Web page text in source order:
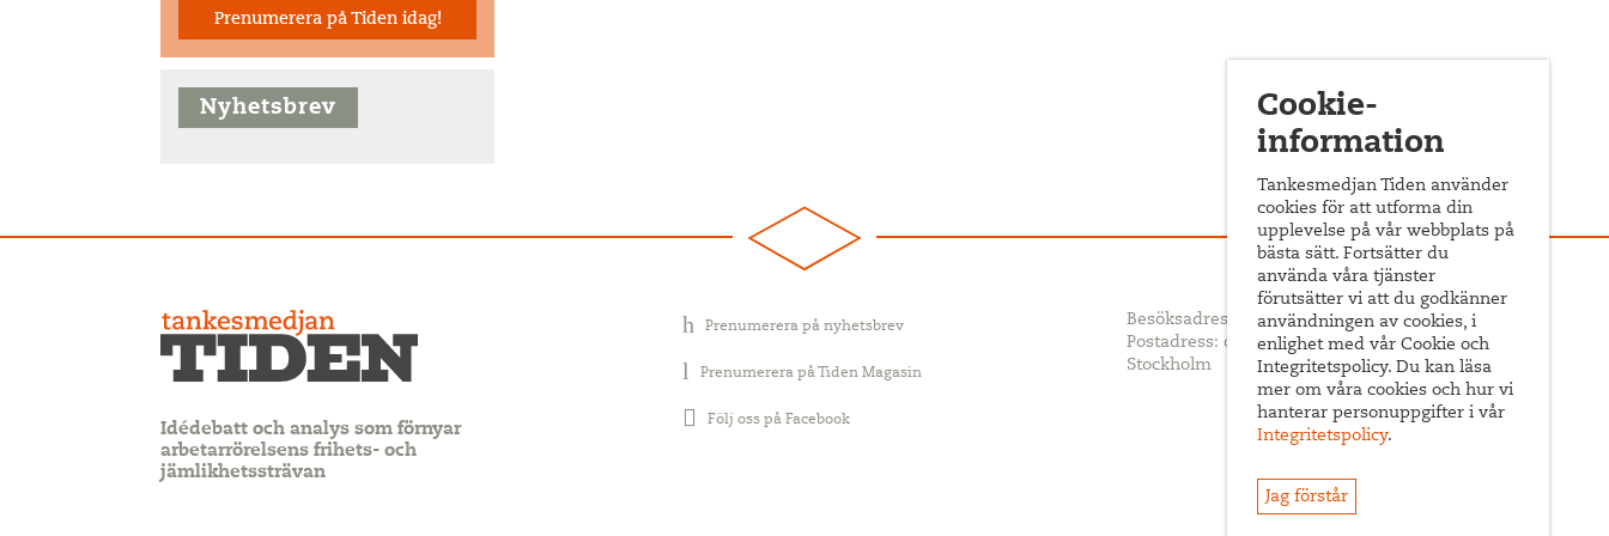
Prenumerera på Tiden idag!
Nyhetsbrev
Idédebatt och analys som förnyar
arbetarrörelsens frihets- och
jämlikhetssträvan
Prenumerera på nyhetsbrev
Prenumerera på Tiden Magasin
Följ oss på Facebook
Besöksadress: Sveavägen 68
Postadress: c/o ABF Box 522, 101 30
Stockholm
Cookie-
information
Tankesmedjan Tiden använder
cookies för att utforma din
upplevelse på vår webbplats på
bästa sätt. Fortsätter du
använda våra tjänster
förutsätter vi att du godkänner
användningen av cookies, i
enlighet med vår Cookie och
Integritetspolicy. Du kan läsa
mer om våra cookies och hur vi
hanterar personuppgifter i vår
Integritetspolicy.
Jag förstår